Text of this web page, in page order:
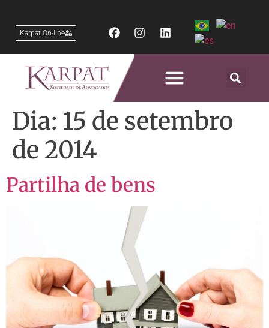
Karpat On-line
Dia: 15 de setembro
de 2014
Partilha de bens